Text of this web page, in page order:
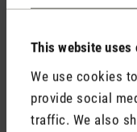
This website uses
We use cookies
provide social
traffic. We also
besten Dienst für
Stadler-Form
schwarz hat es
und wurde